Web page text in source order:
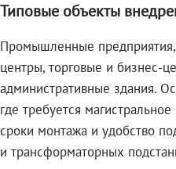
Типовые объекты
Промышленные предприятия,
центры, торговые и бизнес-
административные здания.
где требуется
сроки монтажа и удобство
и трансформаторных